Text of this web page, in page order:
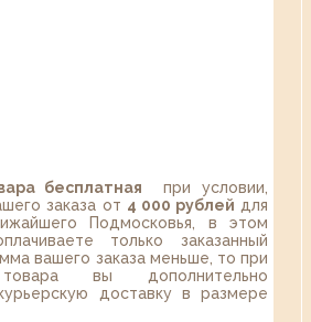
бесплатная при условии,
заказа от 4 000 рублей для
Подмосковья, в этом
только заказанный
вашего заказа меньше, то при
вы дополнительно
доставку в размере